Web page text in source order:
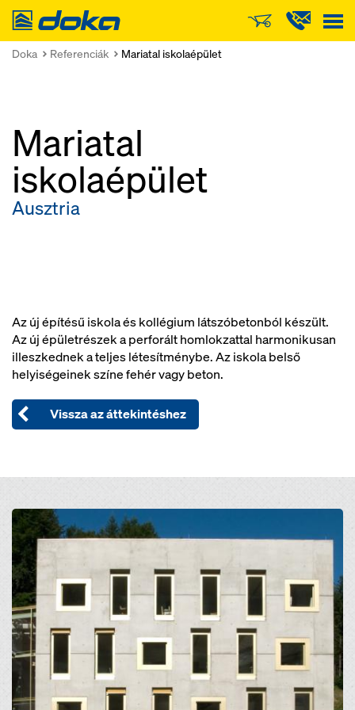
Doka
Doka Referenciák Mariatal iskolaépület
Mariatal
iskolaépület
Ausztria
Az új építésű iskola és kollégium látszóbetonból készült.
Az új épületrészek a perforált homlokzattal harmonikusan
illeszkednek a teljes létesítménybe. Az iskola belső
helyiségeinek színe fehér vagy beton.
Vissza az áttekintéshez
Open